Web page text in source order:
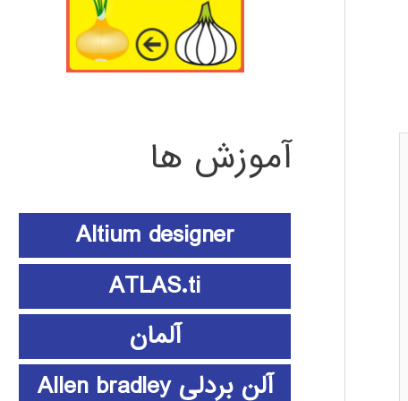
آموزش ها
Altium designer
ATLAS.ti
آلمان
آلن بردلی Allen bradley